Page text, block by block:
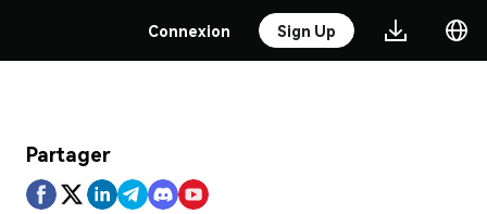
Connexion Sign Up
Partager